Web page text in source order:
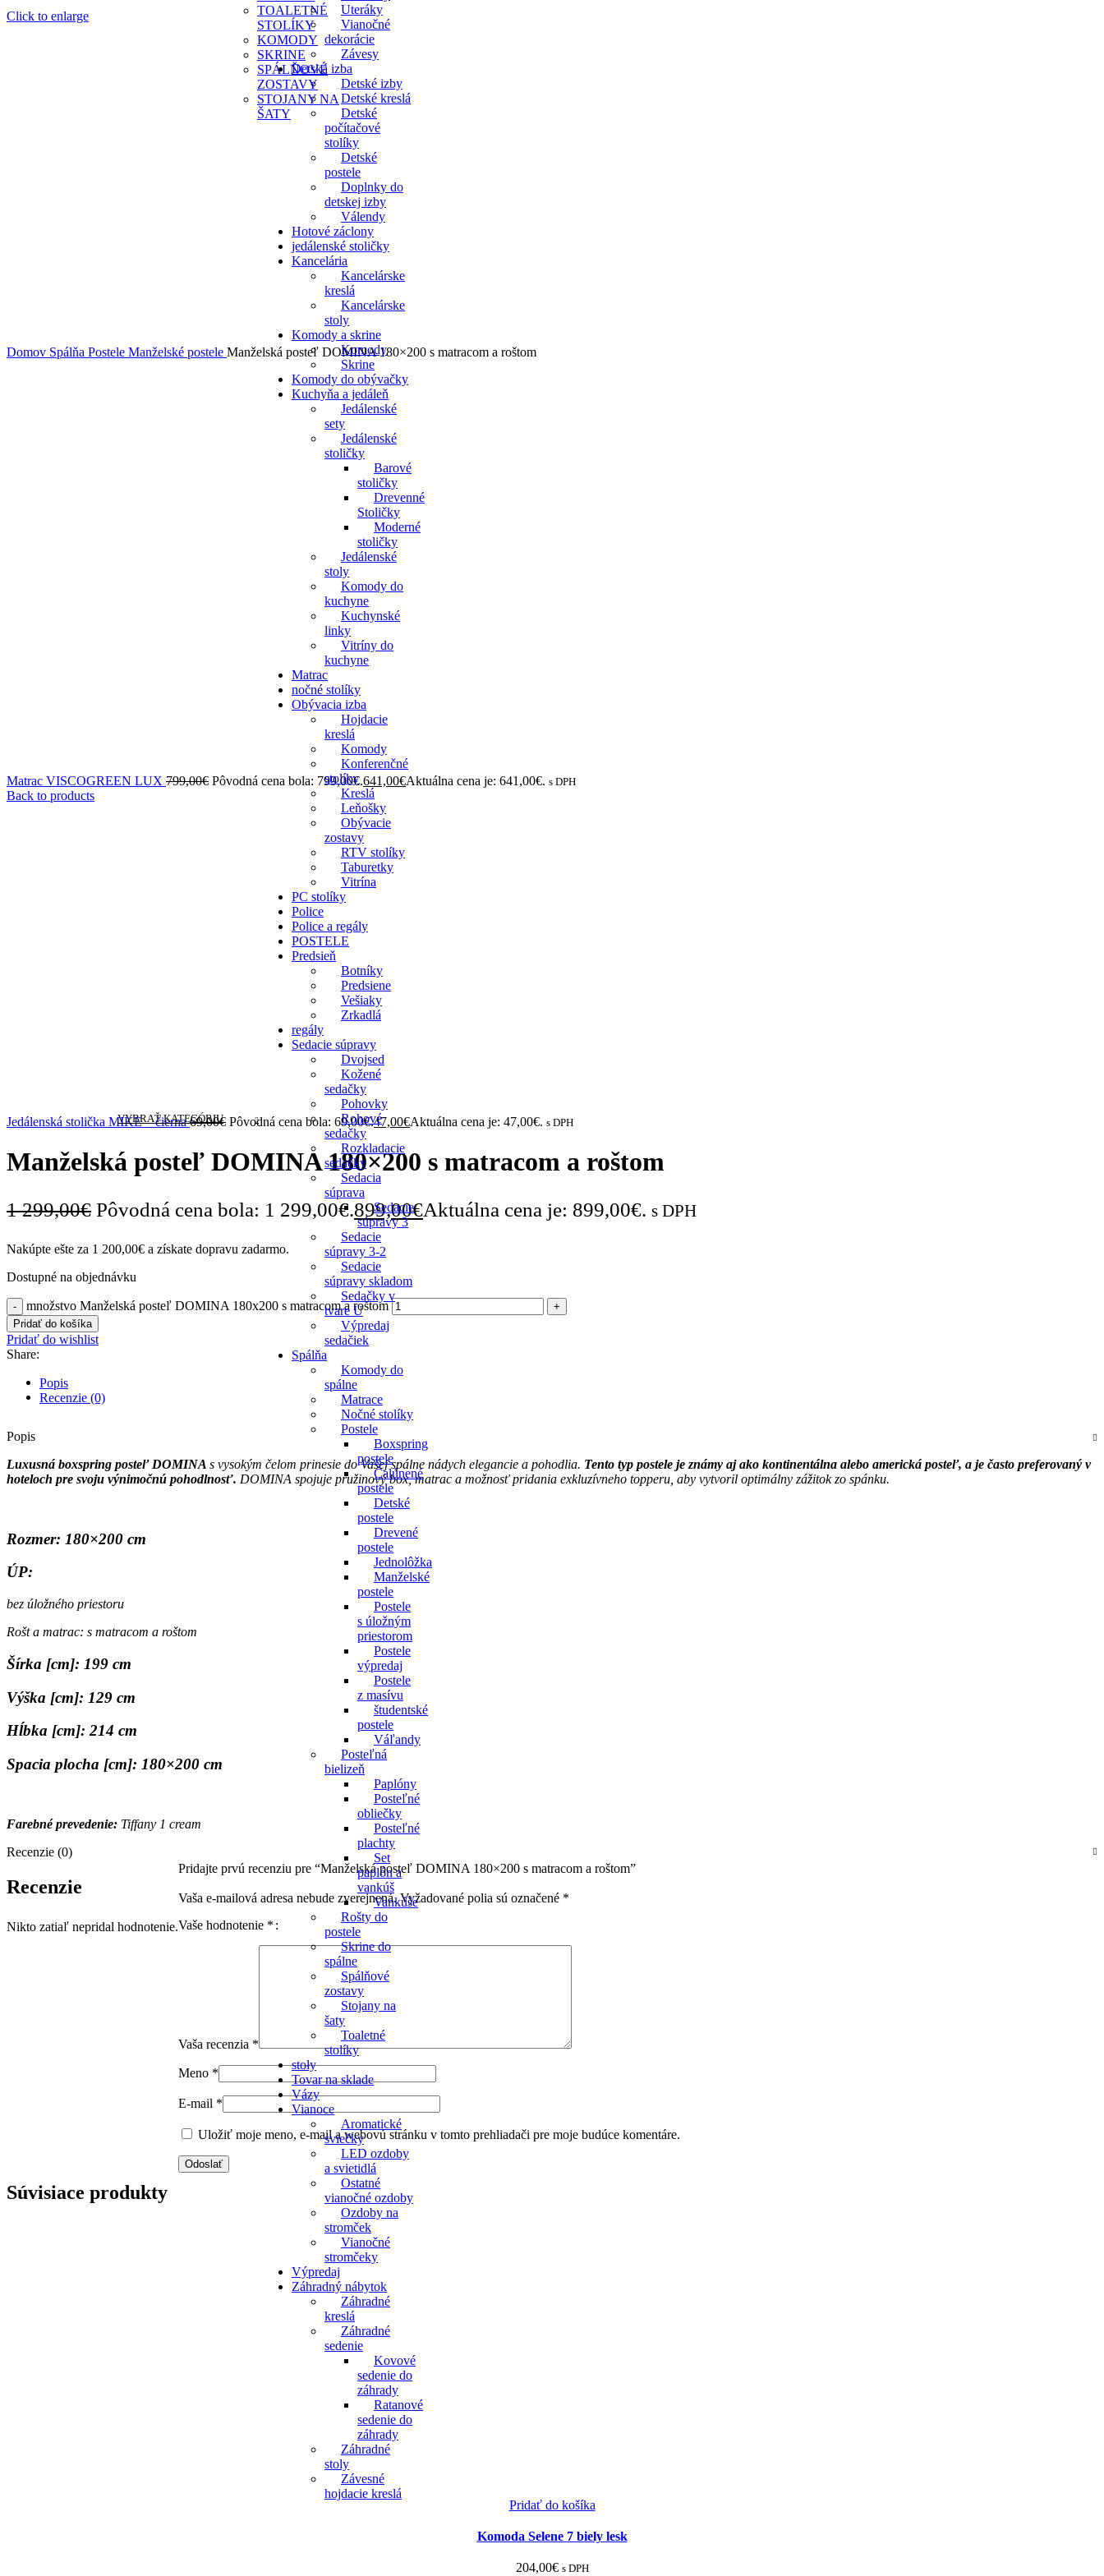
VYBRAŤ KATEGÓRIU
Uteráky
Vianočné
dekorácie
Závesy
Detská izba
Detské izby
Detské kreslá
Detské
počítačové
stolíky
Detské
postele
Doplnky do
detskej izby
Válendy
Hotové záclony
jedálenské stoličky
Kancelária
Kancelárske
kreslá
Kancelárske
stoly
Komody a skrine
Komody
Skrine
Komody do obývačky
Kuchyňa a jedáleň
Jedálenské
sety
Jedálenské
stoličky
Barové
stoličky
Drevenné
Stoličky
Moderné
stoličky
Jedálenské
stoly
Komody do
kuchyne
Kuchynské
linky
Vitríny do
kuchyne
Matrac
nočné stolíky
Obývacia izba
Hojdacie
kreslá
Komody
Konferenčné
stolíky
Kreslá
Leňošky
Obývacie
zostavy
RTV stolíky
Taburetky
Vitrína
PC stolíky
Police
Police a regály
POSTELE
Predsieň
Botníky
Predsiene
Vešiaky
Zrkadlá
regály
Sedacie súpravy
Dvojsed
Kožené
sedačky
Pohovky
Rohové
sedačky
Rozkladacie
sedačky
Sedacia
súprava
Sedacie
súpravy 3
Sedacie
súpravy 3-2
Sedacie
súpravy skladom
Sedačky v
tvare U
Výpredaj
sedačiek
Spálňa
Komody do
spálne
Matrace
Nočné stolíky
Postele
Boxspring
postele
Čalúnené
postele
Detské
postele
Drevené
postele
Jednolôžka
Manželské
postele
Postele
s úložným
priestorom
Postele
výpredaj
Postele
z masívu
študentské
postele
Váľandy
Posteľná
bielizeň
Paplóny
Posteľné
obliečky
Posteľné
plachty
Set
paplón a
vankúš
Vankúše
Rošty do
postele
Skrine do
spálne
Spálňové
zostavy
Stojany na
šaty
Toaletné
stolíky
stoły
Tovar na sklade
Vázy
Vianoce
Aromatické
sviečky
LED ozdoby
a svietidlá
Ostatné
vianočné ozdoby
Ozdoby na
stromček
Vianočné
stromčeky
Výpredaj
Záhradný nábytok
Záhradné
kreslá
Záhradné
sedenie
Kovové
sedenie do
záhrady
Ratanové
sedenie do
záhrady
Záhradné
stoly
Závesné
hojdacie kreslá
TOALETNÉ
STOLÍKY
KOMODY
SKRINE
SPÁLŇOVÉ
ZOSTAVY
STOJANY NA
ŠATY
Click to enlarge
Domov Spálňa Postele Manželské postele Manželská posteľ DOMINA 180×200 s matracom a roštom
Matrac VISCOGREEN LUX 799,00€ Pôvodná cena bola: 799,00€.641,00€Aktuálna cena je: 641,00€. s DPH
Back to products
Jedálenská stolička MIKE – čierna69,00€ Pôvodná cena bola: 69,00€.47,00€Aktuálna cena je: 47,00€. s DPH
Manželská posteľ DOMINA 180×200 s matracom a roštom
1 299,00€ Pôvodná cena bola: 1 299,00€.899,00€Aktuálna cena je: 899,00€. s DPH
Nakúpte ešte za 1 200,00€ a získate dopravu zadarmo.
Dostupné na objednávku
množstvo Manželská posteľ DOMINA 180x200 s matracom a roštom
Pridať do košíka
Pridať do wishlist
Share:
Popis
Recenzie (0)
Popis
Luxusná boxspring posteľ DOMINA s vysokým čelom prinesie do Vašej spálne nádych elegancie a pohodlia. Tento typ postele je známy aj ako kontinentálna alebo americká posteľ, a je často preferovaný v
hoteloch pre svoju výnimočnú pohodlnosť. DOMINA spojuje pružinový box, matrac a možnosť pridania exkluzívneho topperu, aby vytvoril optimálny zážitok zo spánku.
Rozmer: 180×200 cm
ÚP:
bez úložného priestoru
Rošt a matrac: s matracom a roštom
Šírka [cm]: 199 cm
Výška [cm]: 129 cm
Hĺbka [cm]: 214 cm
Spacia plocha [cm]: 180×200 cm
Farebné prevedenie: Tiffany 1 cream
Recenzie (0)
Recenzie
Nikto zatiaľ nepridal hodnotenie.
Pridajte prvú recenziu pre “Manželská posteľ DOMINA 180×200 s matracom a roštom”
Vaša e-mailová adresa nebude zverejnená. Vyžadované polia sú označené *
Vaše hodnotenie *
Vaša recenzia *
Meno *
E-mail *
Uložiť moje meno, e-mail a webovú stránku v tomto prehliadači pre moje budúce komentáre.
Súvisiace produkty
Pridať do košíka
Komoda Selene 7 biely lesk
204,00€ s DPH